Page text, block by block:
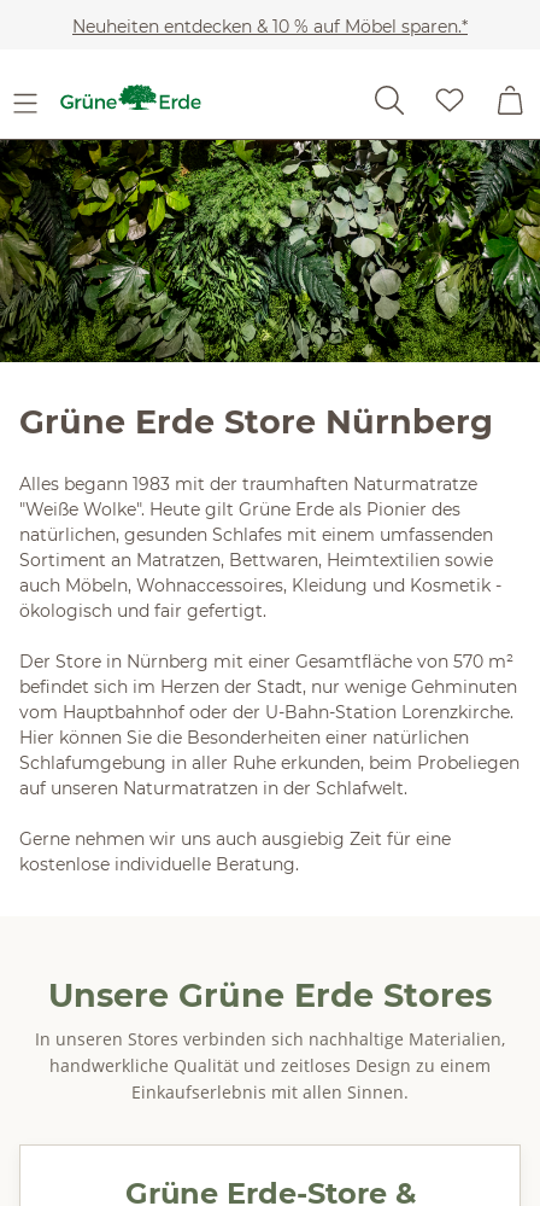
Zum Hauptinhalt springen
Neuheiten entdecken & 10 % auf Möbel sparen.*
Grüne Erde Store Nürnberg
Alles begann 1983 mit der traumhaften Naturmatratze
"Weiße Wolke". Heute gilt Grüne Erde als Pionier des
natürlichen, gesunden Schlafes mit einem umfassenden
Sortiment an Matratzen, Bettwaren, Heimtextilien sowie
auch Möbeln, Wohnaccessoires, Kleidung und Kosmetik -
ökologisch und fair gefertigt.
Der Store in Nürnberg mit einer Gesamtfläche von 570 m²
befindet sich im Herzen der Stadt, nur wenige Gehminuten
vom Hauptbahnhof oder der U-Bahn-Station Lorenzkirche.
Hier können Sie die Besonderheiten einer natürlichen
Schlafumgebung in aller Ruhe erkunden, beim Probeliegen
auf unseren Naturmatratzen in der Schlafwelt.
Gerne nehmen wir uns auch ausgiebig Zeit für eine
kostenlose individuelle Beratung.
Unsere Grüne Erde Stores
In unseren Stores verbinden sich nachhaltige Materialien,
handwerkliche Qualität und zeitloses Design zu einem
Einkaufserlebnis mit allen Sinnen.
Grüne Erde-Store &